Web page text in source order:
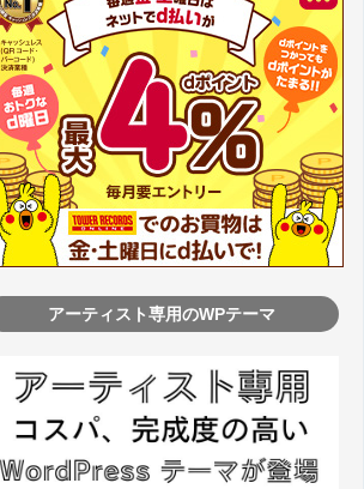
アーティスト専用のWPテーマ